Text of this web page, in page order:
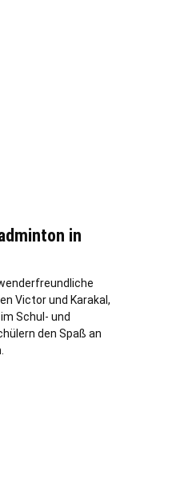
in
Victor und Karakal,
Schul- und
den Spaß an